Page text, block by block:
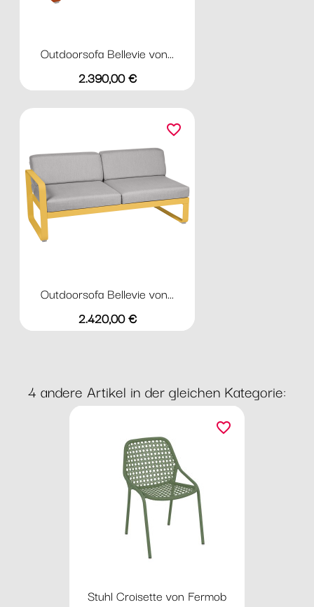
Outdoorsofa Bellevie von...
Preis
2.390,00 €
Outdoorsofa Bellevie von...
Preis
2.420,00 €
favorite_border
4 andere Artikel in der gleichen Kategorie:
Stuhl Croisette von Fermob
favorite_border